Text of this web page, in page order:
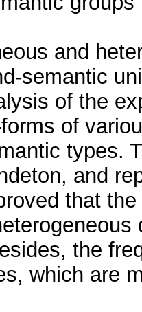
and
semantic
of the
of
types.
and
that
the
which are